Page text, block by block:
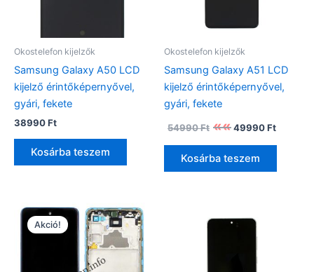
Okostelefon kijelzők
Samsung Galaxy A50 LCD
kijelző érintőképernyővel,
gyári, fekete
38990Ft
Kosárba teszem
Okostelefon kijelzők
Samsung Galaxy A51 LCD
kijelző érintőképernyővel,
gyári, fekete
54990Ft
Original
price
was:
54990 Ft.
49990Ft
price
is:
Kosárba teszem
Akció!